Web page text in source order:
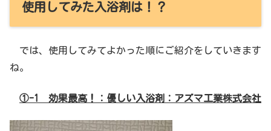
使用してみた入浴剤は！？
では、使用してみてよかった順にご紹介をしていきます
ね。
①-1 効果最高！：優しい入浴剤：アズマ工業株式会社